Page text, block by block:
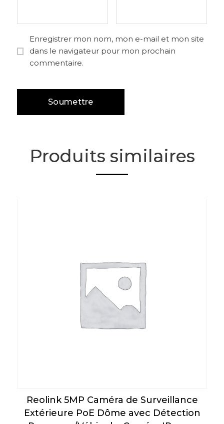
Enregistrer mon nom, mon e-mail et mon site
dans le navigateur pour mon prochain
commentaire.
Produits similaires
Reolink 5MP Caméra de Surveillance
Extérieure PoE Dôme avec Détection